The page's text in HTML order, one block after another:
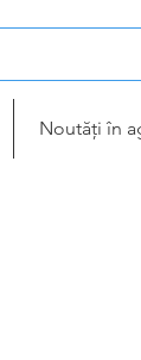
Noutăți în